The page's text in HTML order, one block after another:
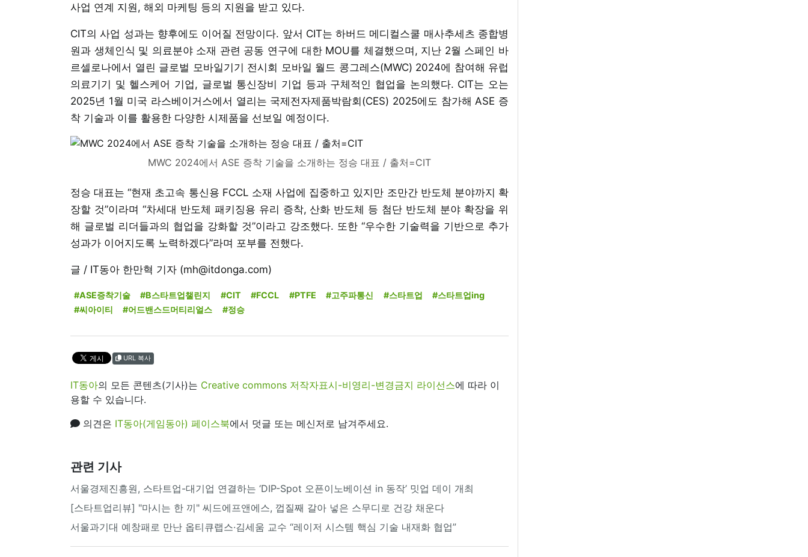
사업 연계 지원, 해외 마케팅 등의 지원을 받고 있다.
CIT의 사업 성과는 향후에도 이어질 전망이다. 앞서 CIT는 하버드 메디컬스쿨 매사추세츠 종합병
원과 생체인식 및 의료분야 소재 관련 공동 연구에 대한 MOU를 체결했으며, 지난 2월 스페인 바
르셀로나에서 열린 글로벌 모바일기기 전시회 모바일 월드 콩그레스(MWC) 2024에 참여해 유럽
의료기기 및 헬스케어 기업, 글로벌 통신장비 기업 등과 구체적인 협업을 논의했다. CIT는 오는
2025년 1월 미국 라스베이거스에서 열리는 국제전자제품박람회(CES) 2025에도 참가해 ASE 증
착 기술과 이를 활용한 다양한 시제품을 선보일 예정이다.
MWC 2024에서 ASE 증착 기술을 소개하는 정승 대표 / 출처=CIT
정승 대표는 “현재 초고속 통신용 FCCL 소재 사업에 집중하고 있지만 조만간 반도체 분야까지 확
장할 것”이라며 “차세대 반도체 패키징용 유리 증착, 산화 반도체 등 첨단 반도체 분야 확장을 위
해 글로벌 리더들과의 협업을 강화할 것”이라고 강조했다. 또한 “우수한 기술력을 기반으로 추가
성과가 이어지도록 노력하겠다”라며 포부를 전했다.
글 / IT동아 한만혁 기자 (mh@itdonga.com)
#ASE증착기술 #B스타트업챌린지 #CIT #FCCL #PTFE #고주파통신 #스타트업
#스타트업ing
#씨아이티
#어드밴스드머티리얼스 #정승
URL 복사
IT동아의 모든 콘텐츠(기사)는 Creative commons 저작자표시-비영리-변경금지 라이선스에 따라 이
용할 수 있습니다.
의견은 IT동아(게임동아) 페이스북에서 덧글 또는 메신저로 남겨주세요.
관련 기사
서울경제진흥원, 스타트업-대기업 연결하는 ‘DIP-Spot 오픈이노베이션 in 동작’ 밋업 데이 개최
[스타트업리뷰] "마시는 한 끼" 씨드에프앤에스, 껍질째 갈아 넣은 스무디로 건강 채운다
서울과기대 예창패로 만난 옵티큐랩스·김세움 교수 “레이저 시스템 핵심 기술 내재화 협업”